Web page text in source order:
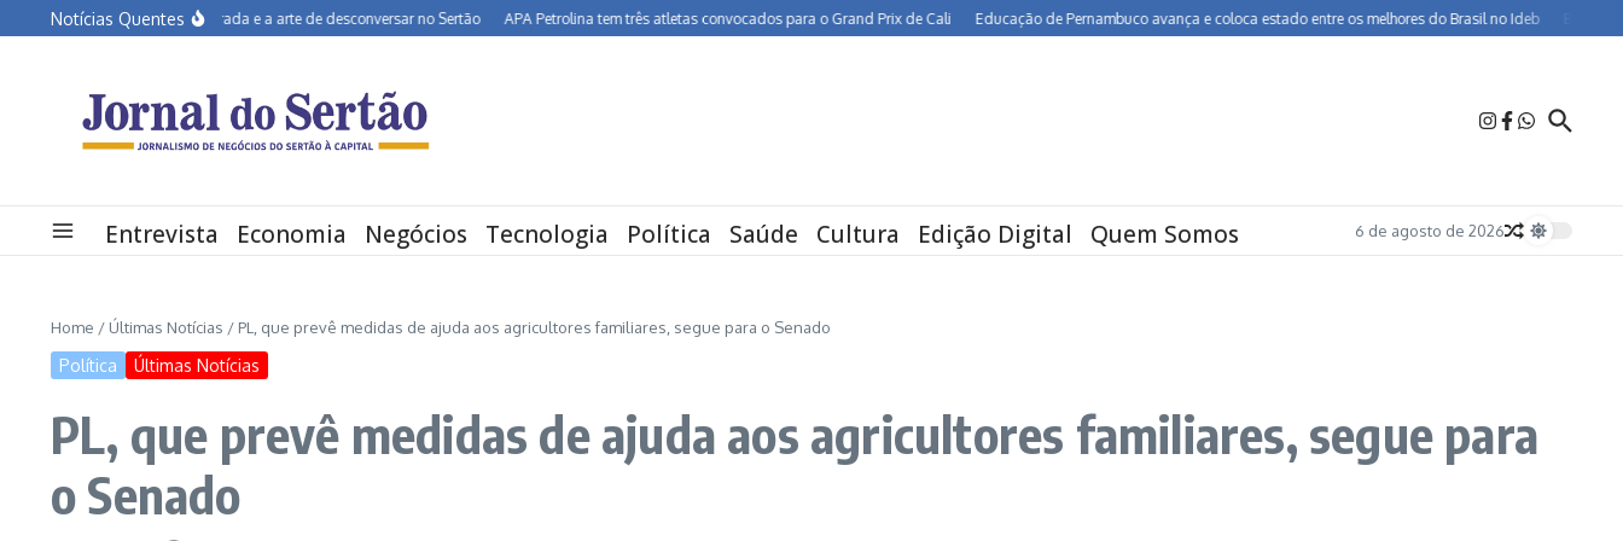
Ir para o conteúdo
Notícias Quentes
João Campos na estrada e a arte de desconversar no Sertão APA Petrolina tem três atletas convocados para o Grand Prix de Cali Educação de Pernambuco avança e coloca estado entre os melhores do Brasil no Ideb BR-232 entra em
Entrevista Economia Negócios Tecnologia Política Saúde Cultura Edição Digital Quem Somos 6 de agosto de 2026
Home / Últimas Notícias / PL, que prevê medidas de ajuda aos agricultores familiares, segue para o Senado
Política Últimas Notícias
PL, que prevê medidas de ajuda aos agricultores familiares, segue para
o Senado